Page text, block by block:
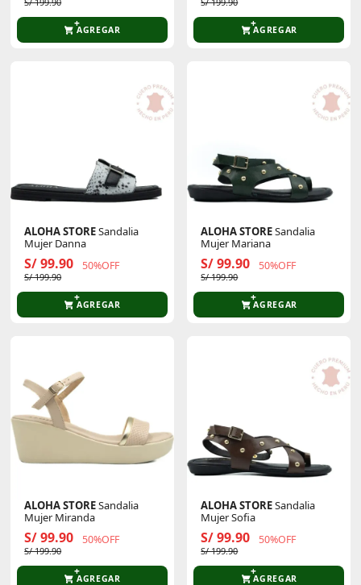
AGREGAR AGREGAR
ALOHA STORESandalia
Mujer Danna
S/ 99.90 50%OFF
S/ 199.90
AGREGAR
ALOHA STORESandalia
Mujer Mariana
S/ 99.90 50%OFF
S/ 199.90
AGREGAR
ALOHA STORESandalia
Mujer Miranda
S/ 99.90 50%OFF
S/ 199.90
AGREGAR
ALOHA STORESandalia
Mujer Sofia
S/ 99.90 50%OFF
S/ 199.90
AGREGAR